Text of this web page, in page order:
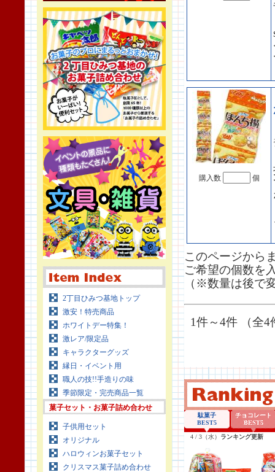
2丁目ひみつ基地トップ
激安！特売商品
ホワイトデー特集！
激レア/限定品
キャラクターグッズ
縁日・イベント用
職人の技!!手造りの味
季節限定・完売商品一覧
菓子セット・お菓子詰め合わせ
子供用セット
オリジナル
ハロウィンお菓子セット
クリスマス菓子詰め合わせ
購入数 個
このページから
ご希望の個数を
（※数量は後で
1件～4件 （全4